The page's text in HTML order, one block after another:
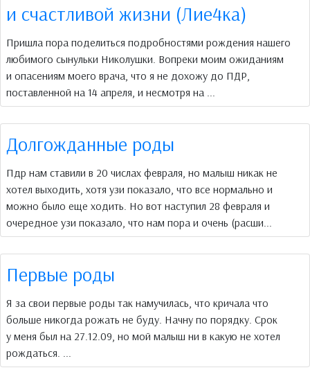
и счастливой жизни (Лие4ка)
Пришла пора поделиться подробностями рождения нашего
любимого сынульки Николушки. Вопреки моим ожиданиям
и опасениям моего врача, что я не дохожу до ПДР,
поставленной на 14 апреля, и несмотря на ...
Долгожданные роды
Пдр нам ставили в 20 числах февраля, но малыш никак не
хотел выходить, хотя узи показало, что все нормально и
можно было еще ходить. Но вот наступил 28 февраля и
очередное узи показало, что нам пора и очень (расши...
Первые роды
Я за свои первые роды так намучилась, что кричала что
больше никогда рожать не буду. Начну по порядку. Срок
у меня был на 27.12.09, но мой малыш ни в какую не хотел
рождаться. ...